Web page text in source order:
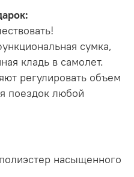
сумка,
кладь в самолет.
регулировать объем
поездок любой
насыщенного